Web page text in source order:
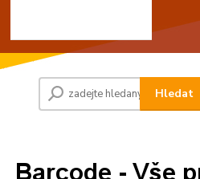
Hledat